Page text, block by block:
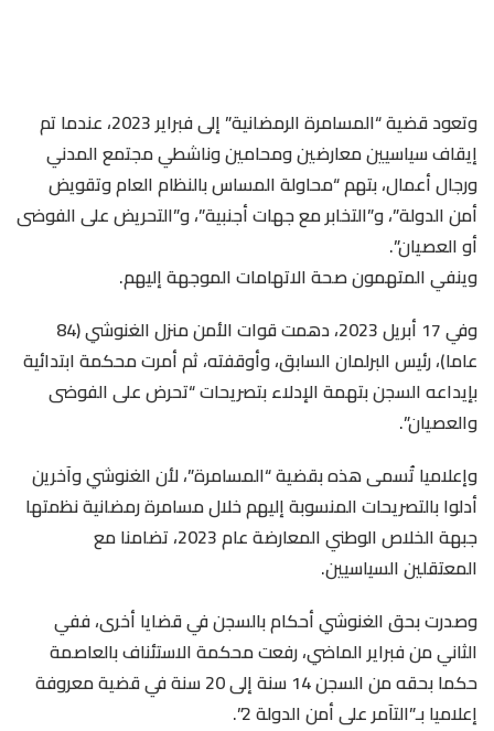
وتعود قضية “المسامرة الرمضانية” إلى فبراير 2023، عندما تم
إيقاف سياسيين معارضين ومحامين وناشطي مجتمع المدني
ورجال أعمال، بتهم “محاولة المساس بالنظام العام وتقويض
أمن الدولة”، و”التخابر مع جهات أجنبية”، و”التحريض على الفوضى
أو العصيان”.
وينفي المتهمون صحة الاتهامات الموجهة إليهم.
وفي 17 أبريل 2023، دهمت قوات الأمن منزل الغنوشي (84
عاما)، رئيس البرلمان السابق، وأوقفته، ثم أمرت محكمة ابتدائية
بإيداعه السجن بتهمة الإدلاء بتصريحات “تحرض على الفوضى
والعصيان”.
وإعلاميا تُسمى هذه بقضية “المسامرة”، لأن الغنوشي وآخرين
أدلوا بالتصريحات المنسوبة إليهم خلال مسامرة رمضانية نظمتها
جبهة الخلاص الوطني المعارضة عام 2023، تضامنا مع
المعتقلين السياسيين.
وصدرت بحق الغنوشي أحكام بالسجن في قضايا أخرى، ففي
الثاني من فبراير الماضي، رفعت محكمة الاستئناف بالعاصمة
حكما بحقه من السجن 14 سنة إلى 20 سنة في قضية معروفة
إعلاميا بـ”التآمر على أمن الدولة 2”.